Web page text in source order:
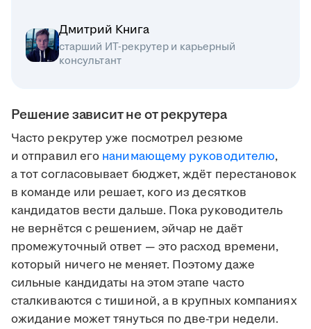
Дмитрий Книга
старший ИТ-рекрутер и карьерный
консультант
Решение зависит не от рекрутера
Часто рекрутер уже посмотрел резюме
и отправил его нанимающему руководителю,
а тот согласовывает бюджет, ждёт перестановок
в команде или решает, кого из десятков
кандидатов вести дальше. Пока руководитель
не вернётся с решением, эйчар не даёт
промежуточный ответ — это расход времени,
который ничего не меняет. Поэтому даже
сильные кандидаты на этом этапе часто
сталкиваются с тишиной, а в крупных компаниях
ожидание может тянуться по две-три недели.